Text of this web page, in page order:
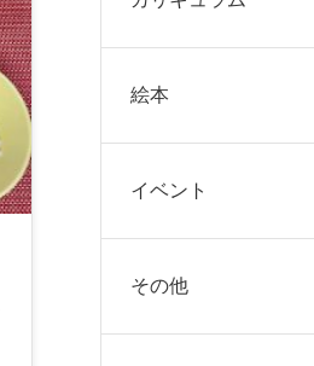
絵本
イベント
その他